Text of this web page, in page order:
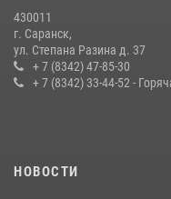
Сотрудники Росгвардии
конкурса профмастерства в
23 июля 2026, 11:54 4
430011
г. Саранск,
ул. Степана Разина д. 37
+ 7 (8342) 47-85-30
+ 7 (8342) 33-44-52 -
НОВОСТИ